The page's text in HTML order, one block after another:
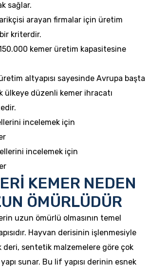
sağlar.
arayan firmalar için üretim
kriterdir.
kemer üretim kapasitesine
altyapısı sayesinde Avrupa başta
ülkeye düzenli kemer ihracatı
incelemek için
incelemek için
KEMER NEDEN
ÖMÜRLÜDÜR
uzun ömürlü olmasının temel
Hayvan derisinin işlenmesiyle
deri, sentetik malzemelere göre çok
sunar. Bu lif yapısı derinin esnek